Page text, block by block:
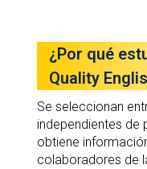
¿Por qué
Quality
Se seleccionan
independientes de
obtiene
colaboradores de